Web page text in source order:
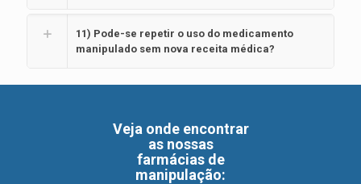
11) Pode-se repetir o uso do medicamento
manipulado sem nova receita médica?
Veja onde encontrar
as nossas
farmácias de
manipulação: